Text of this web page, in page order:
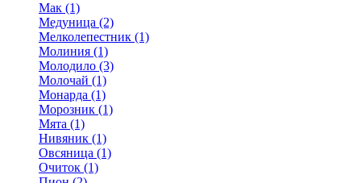
Мак (1)
Медуница (2)
Мелколепестник (1)
Молиния (1)
Молодило (3)
Молочай (1)
Монарда (1)
Морозник (1)
Мята (1)
Нивяник (1)
Овсяница (1)
Очиток (1)